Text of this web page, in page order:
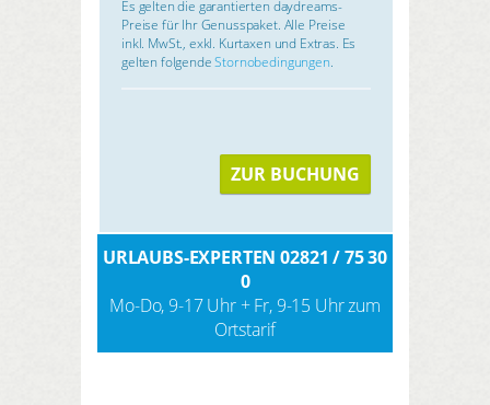
Es gelten die garantierten daydreams-
Preise für Ihr Genusspaket. Alle Preise
inkl. MwSt., exkl. Kurtaxen und Extras. Es
gelten folgendeStornobedingungen.
ZUR BUCHUNG
URLAUBS-EXPERTEN 02821 / 75 30
0
Mo-Do, 9-17 Uhr + Fr, 9-15 Uhr zum
Ortstarif